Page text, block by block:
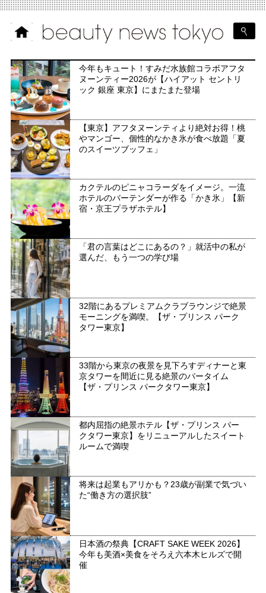
今年もキュート！すみだ水族館コラボアフタ
ヌーンティー2026が【ハイアット セントリ
ック 銀座 東京】にまたまた登場
【東京】アフタヌーンティより絶対お得！桃
やマンゴー、個性的なかき氷が食べ放題「夏
のスイーツブッフェ」
カクテルのピニャコラーダをイメージ。一流
ホテルのバーテンダーが作る「かき氷」【新
宿・京王プラザホテル】
「君の言葉はどこにあるの？」就活中の私が
選んだ、もう一つの学び場
32階にあるプレミアムクラブラウンジで絶景
モーニングを満喫。【ザ・プリンス パーク
タワー東京】
33階から東京の夜景を見下ろすディナーと東
京タワーを間近に見る絶景のバータイム
【ザ・プリンス パークタワー東京】
都内屈指の絶景ホテル【ザ・プリンス パー
クタワー東京】をリニューアルしたスイート
ルームで満喫
将来は起業もアリかも？23歳が副業で気づい
た“働き方の選択肢”
日本酒の祭典【CRAFT SAKE WEEK 2026】
今年も美酒×美食をそろえ六本木ヒルズで開
催